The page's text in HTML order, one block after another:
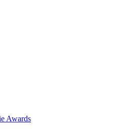
Awards